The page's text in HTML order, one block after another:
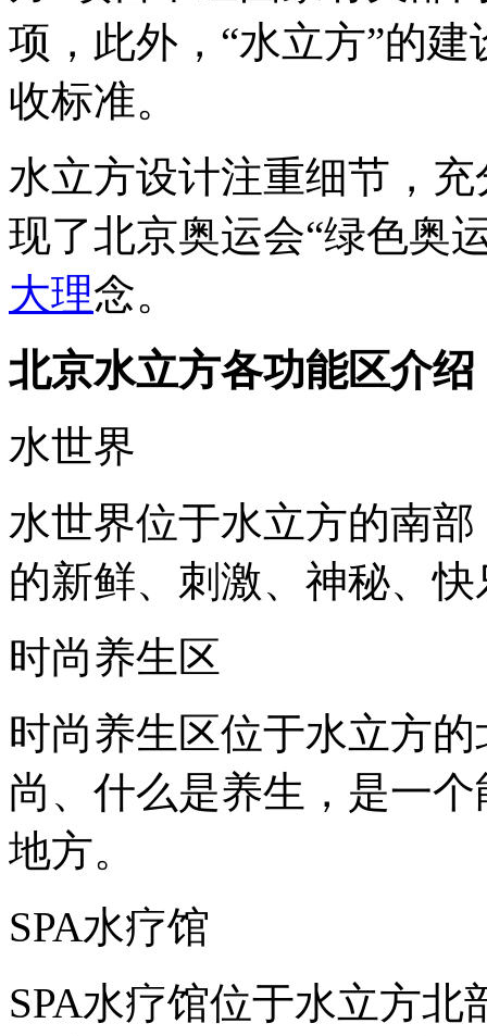
项，此外，“水立方”的
收标准。
水立方设计注重细节，
现了北京奥运会“绿色奥
大理念。
北京水立方各功能区介绍
水世界
水世界位于水立方的南
的新鲜、刺激、神秘、
时尚养生区
时尚养生区位于水立方
尚、什么是养生，是一
地方。
SPA水疗馆
SPA水疗馆位于水立方